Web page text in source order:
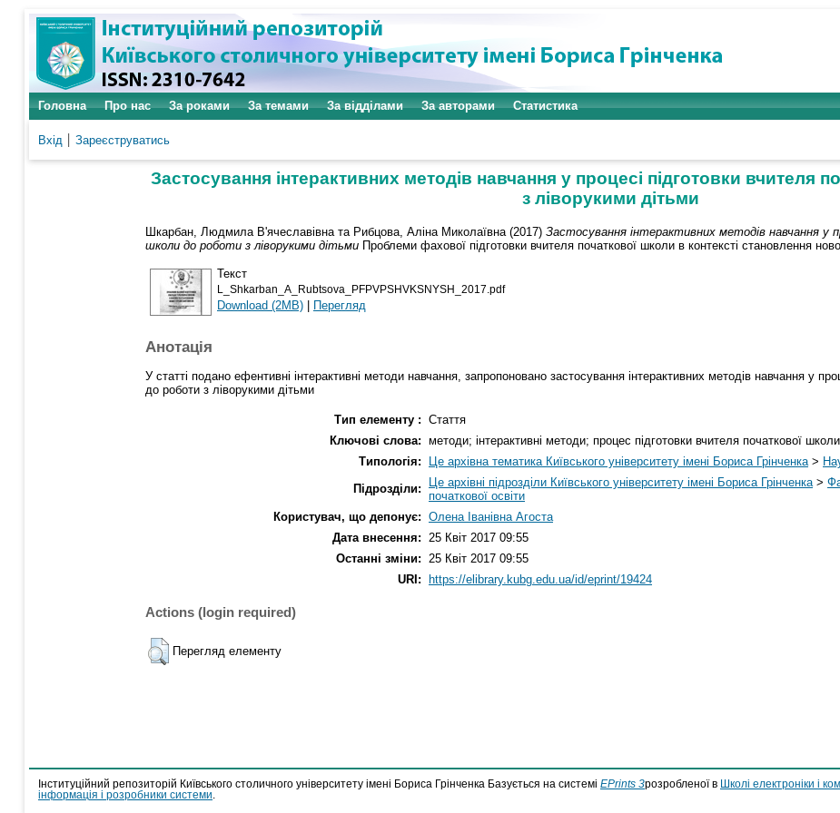
Головна Про нас За роками За темами За відділами За авторами Статистика
Вхід Зареєструватись
Застосування інтерактивних методів навчання у процесі підготовки вчителя
з ліворукими дітьми
Шкарбан, Людмила В'ячеславівна та Рибцова, Аліна Миколаївна (2017) Застосування інтерактивних методів навчання у
школи до роботи з ліворукими дітьми Проблеми фахової підготовки вчителя початкової школи в контексті становлення
Текст
L_Shkarban_A_Rubtsova_PFPVPSHVKSNYSH_2017.pdf
Download (2MB) | Перегляд
Анотація
У статті подано ефентивні інтерактивні методи навчання, запропоновано застосування інтерактивних методів навчання у
до роботи з ліворукими дітьми
Тип елементу : Стаття
Ключові слова: методи; інтерактивні методи; процес підготовки вчителя початкової
Типологія:
Це архівна тематика Київського університету імені Бориса Грінченка >
Підрозділи:
Це архівні підрозділи Київського університету імені Бориса Грінченка >
початкової освіти
Користувач, що депонує: Олена Іванівна Агоста
Дата внесення:
25 Квіт 2017 09:55
Останні зміни:
25 Квіт 2017 09:55
URI:
https://elibrary.kubg.edu.ua/id/eprint/19424
Actions (login required)
Перегляд елементу
Інституційний репозиторій Київського столичного університету імені Бориса Грінченка Базується на системі EPrints 3розробленої в Школі електроніки і
інформація і розробники системи